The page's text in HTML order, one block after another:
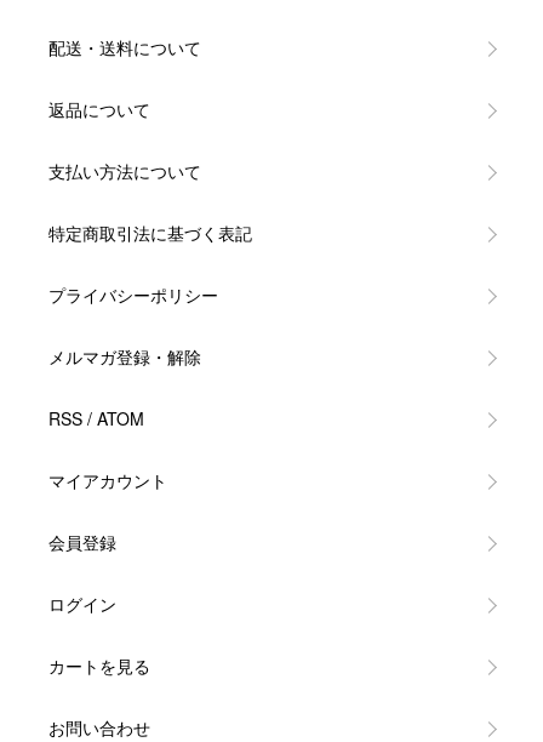
配送・送料について
返品について
支払い方法について
特定商取引法に基づく表記
プライバシーポリシー
メルマガ登録・解除
RSS / ATOM
マイアカウント
会員登録
ログイン
カートを見る
お問い合わせ